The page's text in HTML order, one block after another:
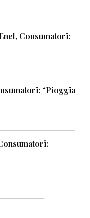
Consumatori:
“Pioggia